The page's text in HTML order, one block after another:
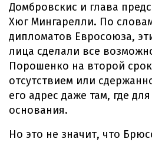
Домбровскис и глава
Хюг Мингарелли. По
дипломатов Евросоюза,
лица сделали все
Порошенко на второй
отсутствием или
его адрес даже там, где
основания.
Но это не значит, что